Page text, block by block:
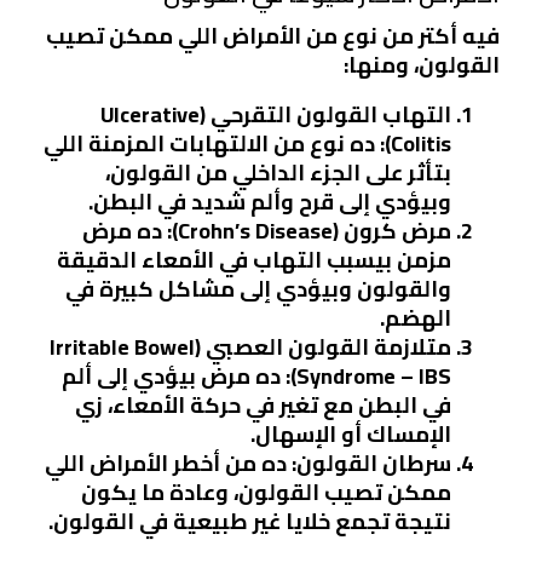
فيه أكتر من نوع من الأمراض اللي ممكن تصيب
القولون، ومنها:
التهاب القولون التقرحي (Ulcerative
Colitis): ده نوع من الالتهابات المزمنة اللي
بتأثر على الجزء الداخلي من القولون،
وبيؤدي إلى قرح وألم شديد في البطن.
مرض كرون (Crohn’s Disease): ده مرض
مزمن بيسبب التهاب في الأمعاء الدقيقة
والقولون وبيؤدي إلى مشاكل كبيرة في
الهضم.
متلازمة القولون العصبي (Irritable Bowel
Syndrome – IBS): ده مرض بيؤدي إلى ألم
في البطن مع تغير في حركة الأمعاء، زي
الإمساك أو الإسهال.
سرطان القولون:ده من أخطر الأمراض اللي
ممكن تصيب القولون، وعادة ما يكون
نتيجة تجمع خلايا غير طبيعية في القولون.